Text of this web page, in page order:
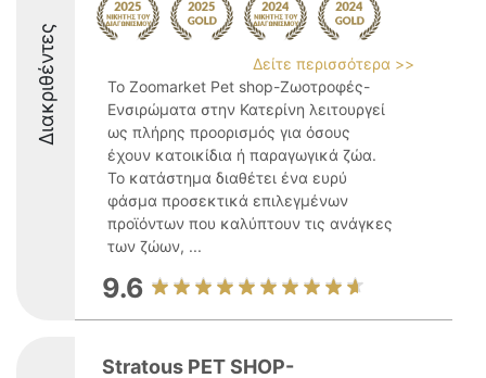
Διακριθέντες
Δείτε περισσότερα >>
Το Zoomarket Pet shop-Ζωοτροφές-
Ενσιρώματα στην Κατερίνη λειτουργεί
ως πλήρης προορισμός για όσους
έχουν κατοικίδια ή παραγωγικά ζώα.
Το κατάστημα διαθέτει ένα ευρύ
φάσμα προσεκτικά επιλεγμένων
προϊόντων που καλύπτουν τις ανάγκες
των ζώων, ...
9.6
Stratous PET SHOP-